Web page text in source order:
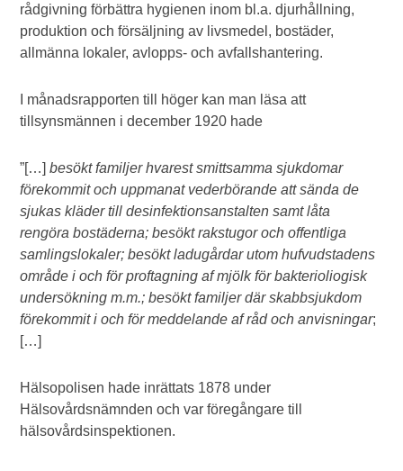
rådgivning förbättra hygienen inom bl.a. djurhållning,
produktion och försäljning av livsmedel, bostäder,
allmänna lokaler, avlopps- och avfallshantering.
I månadsrapporten till höger kan man läsa att
tillsynsmännen i december 1920 hade
”[…] besökt familjer hvarest smittsamma sjukdomar
förekommit och uppmanat vederbörande att sända de
sjukas kläder till desinfektionsanstalten samt låta
rengöra bostäderna; besökt rakstugor och offentliga
samlingslokaler; besökt ladugårdar utom hufvudstadens
område i och för proftagning af mjölk för bakterioliogisk
undersökning m.m.; besökt familjer där skabbsjukdom
förekommit i och för meddelande af råd och anvisningar;
[…]
Hälsopolisen hade inrättats 1878 under
Hälsovårdsnämnden och var föregångare till
hälsovårdsinspektionen.